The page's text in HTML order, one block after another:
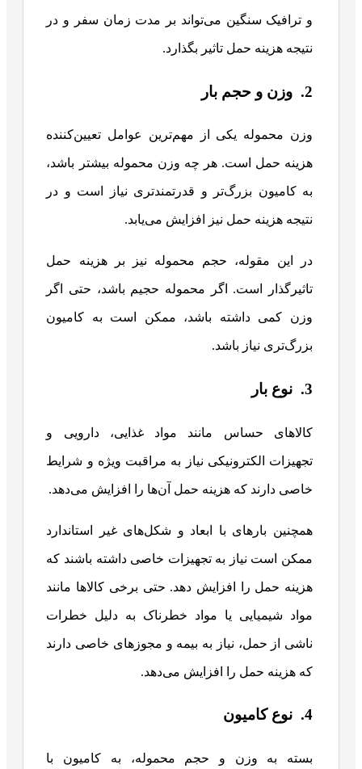
و ترافیک سنگین می‌تواند بر مدت زمان سفر و در
نتیجه هزینه حمل تاثیر بگذارد.
2. وزن و حجم بار
وزن محموله یکی از مهم‌ترین عوامل تعیین‌کننده
هزینه حمل است. هر چه وزن محموله بیشتر باشد،
به کامیون بزرگ‌تر و قدرتمندتری نیاز است و در
نتیجه هزینه حمل نیز افزایش می‌یابد.
در این مقوله، حجم محموله نیز بر هزینه حمل
تاثیرگذار است. اگر محموله حجیم باشد، حتی اگر
وزن کمی داشته باشد، ممکن است به کامیون
بزرگ‌تری نیاز باشد.
3. نوع بار
کالاهای حساس مانند مواد غذایی، دارویی و
تجهیزات الکترونیکی نیاز به مراقبت ویژه و شرایط
خاصی دارند که هزینه حمل آن‌ها را افزایش می‌دهد.
همچنین بارهای با ابعاد و شکل‌های غیر استاندارد
ممکن است نیاز به تجهیزات خاصی داشته باشند که
هزینه حمل را افزایش دهد. حتی برخی کالاها مانند
مواد شیمیایی یا مواد خطرناک به دلیل خطرات
ناشی از حمل، نیاز به بیمه و مجوزهای خاصی دارند
که هزینه حمل را افزایش می‌دهد.
4. نوع کامیون
بسته به وزن و حجم محموله، به کامیون با